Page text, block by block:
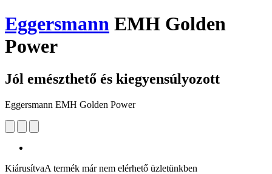
Eggersmann EMH Golden
Power
Jól emészthető és kiegyensúlyozott
Eggersmann EMH Golden Power
KiárusítvaA termék már nem elérhető üzletünkben